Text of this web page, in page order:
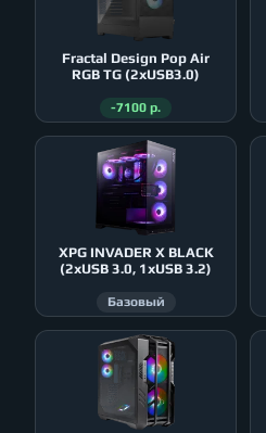
Fractal Design Pop Air
RGB TG (2xUSB3.0)
-7100 р.
XPG INVADER X BLACK
(2xUSB 3.0, 1xUSB 3.2)
Базовый